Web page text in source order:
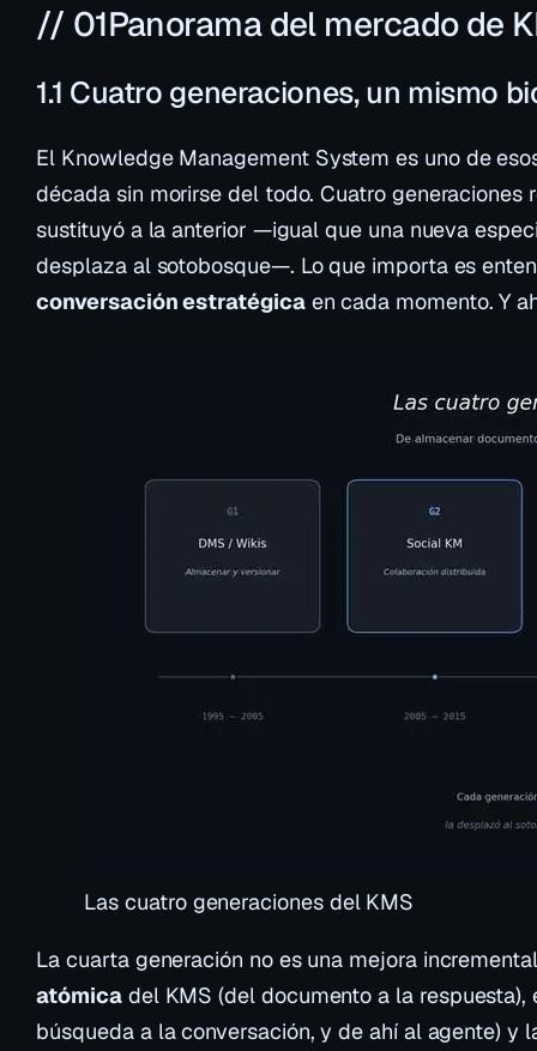
// 01Panorama del mercado de
1.1 Cuatro generaciones, un mismo
El Knowledge Management System es uno de
década sin morirse del todo. Cuatro generaciones
sustituyó a la anterior —igual que una nueva
desplaza al sotobosque—. Lo que importa es
conversación estratégicaen cada momento. Y
Las cuatro generaciones del KMS
La cuarta generación no es una mejora
atómicadel KMS (del documento a la respuesta),
búsqueda a la conversación, y de ahí al agente) y